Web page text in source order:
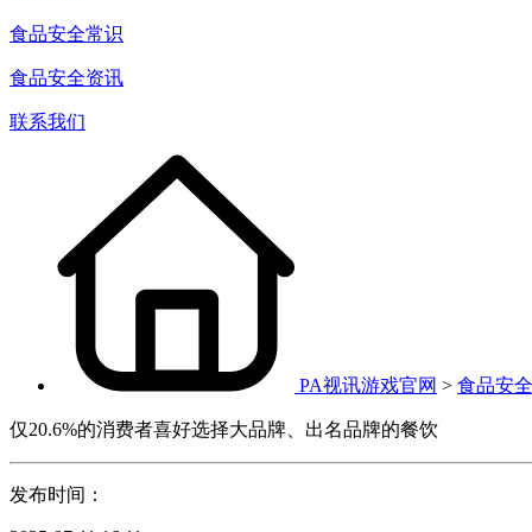
食品安全常识
食品安全资讯
联系我们
PA视讯游戏官网 > 食品安
仅20.6%的消费者喜好选择大品牌、出名品牌的餐饮
发布时间：